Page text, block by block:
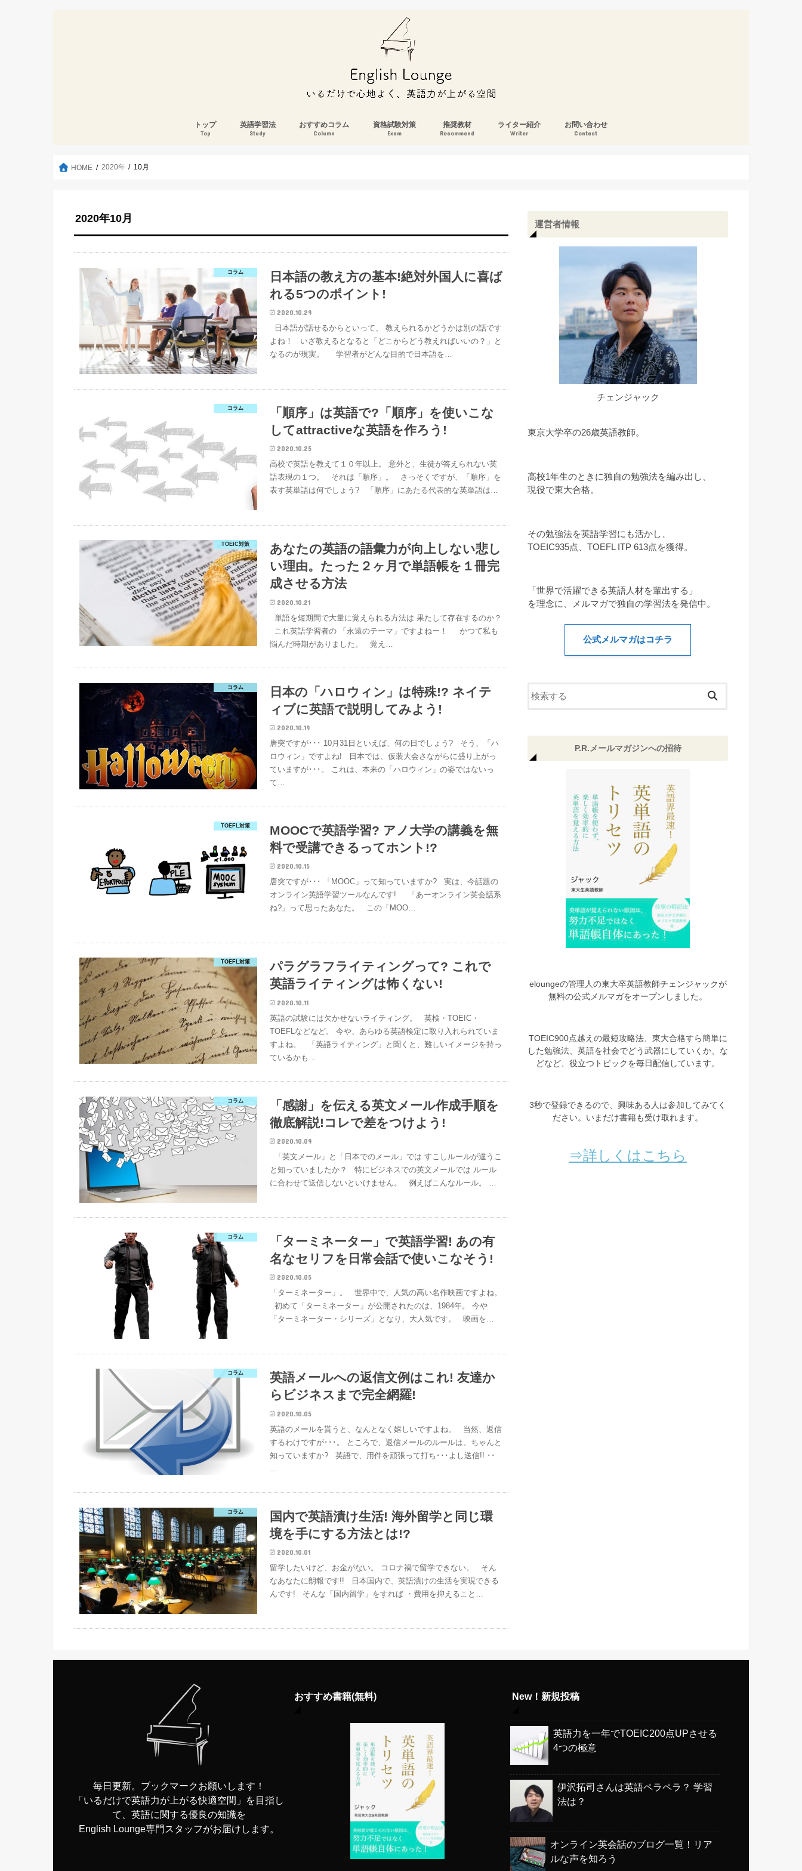
トップ
Top
英語学習法
Study
おすすめコラム
Column
資格試験対策
Exam
推奨教材
Recommend
ライター紹介
Writer
お問い合わせ
Contact
HOME 2020年 10月
2020年10月
コラム
日本語の教え方の基本!絶対外国人に喜ば
れる5つのポイント!
2020.10.29
日本語が話せるからといって、 教えられるかどうかは別の話です
よね！ いざ教えるとなると「どこからどう教えればいいの？」と
なるのが現実。 学習者がどんな目的で日本語を…
コラム
「順序」は英語で?「順序」を使いこな
してattractiveな英語を作ろう!
2020.10.25
高校で英語を教えて１０年以上。 意外と、生徒が答えられない英
語表現の１つ。 それは「順序」。 さっそくですが、「順序」を
表す英単語は何でしょう? 「順序」にあたる代表的な英単語は…
TOEIC対策
あなたの英語の語彙力が向上しない悲し
い理由。たった２ヶ月で単語帳を１冊完
成させる方法
2020.10.21
単語を短期間で大量に覚えられる方法は 果たして存在するのか？
これ英語学習者の 「永遠のテーマ」ですよねー！ かつて私も
悩んだ時期がありました。 覚え…
コラム
日本の「ハロウィン」は特殊!? ネイテ
ィブに英語で説明してみよう!
2020.10.19
唐突ですが･･･ 10月31日といえば、何の日でしょう? そう、「ハ
ロウィン」ですよね! 日本では、仮装大会さながらに盛り上がっ
ていますが･･･。 これは、本来の「ハロウィン」の姿ではないっ
て…
TOEFL対策
MOOCで英語学習? アノ大学の講義を無
料で受講できるってホント!?
2020.10.15
唐突ですが･･･ 「MOOC」って知っていますか? 実は、今話題の
オンライン英語学習ツールなんです! 「あーオンライン英会話系
ね?」って思ったあなた。 この「MOO…
TOEFL対策
パラグラフライティングって? これで
英語ライティングは怖くない!
2020.10.11
英語の試験には欠かせないライティング。 英検・TOEIC・
TOEFLなどなど。 今や、あらゆる英語検定に取り入れられていま
すよね。 「英語ライティング」と聞くと、難しいイメージを持っ
ているかも…
コラム
「感謝」を伝える英文メール作成手順を
徹底解説!コレで差をつけよう!
2020.10.09
「英文メール」と「日本でのメール」では すこしルールが違うこ
と知っていましたか？ 特にビジネスでの英文メールでは ルール
に合わせて送信しないといけません。 例えばこんなルール。 …
コラム
「ターミネーター」で英語学習! あの有
名なセリフを日常会話で使いこなそう!
2020.10.05
「ターミネーター」。 世界中で、人気の高い名作映画ですよね。
初めて「ターミネーター」が公開されたのは、1984年。 今や
「ターミネーター・シリーズ」となり、大人気です。 映画を…
コラム
英語メールへの返信文例はこれ! 友達か
らビジネスまで完全網羅!
2020.10.05
英語のメールを貰うと、なんとなく嬉しいですよね。 当然、返信
するわけですが･･･。 ところで、返信メールのルールは、ちゃんと
知っていますか? 英語で、用件を頑張って打ち･･･よし送信!! ･･
コラム
国内で英語漬け生活! 海外留学と同じ環
境を手にする方法とは!?
2020.10.01
留学したいけど、お金がない。 コロナ禍で留学できない。 そん
なあなたに朗報です!! 日本国内で、英語漬けの生活を実現できる
んです! そんな「国内留学」をすれば ・費用を抑えること…
運営者情報
チェンジャック
東京大学卒の26歳英語教師。
高校1年生のときに独自の勉強法を編み出し、
現役で東大合格。
その勉強法を英語学習にも活かし、
TOEIC935点、TOEFL ITP 613点を獲得。
「世界で活躍できる英語人材を輩出する」
を理念に、メルマガで独自の学習法を発信中。
公式メルマガはコチラ
P.R.メールマガジンへの招待
eloungeの管理人の東大卒英語教師チェンジャックが
無料の公式メルマガをオープンしました。
TOEIC900点越えの最短攻略法、東大合格すら簡単に
した勉強法、英語を社会でどう武器にしていくか、な
どなど、役立つトピックを毎日配信しています。
3秒で登録できるので、興味ある人は参加してみてく
ださい。いまだけ書籍も受け取れます。
⇒詳しくはこちら
毎日更新。ブックマークお願いします！
「いるだけで英語力が上がる快適空間」を目指し
て、英語に関する優良の知識を
English Lounge専門スタッフがお届けします。
おすすめ書籍(無料) New！新規投稿
英語力を一年でTOEIC200点UPさせる
4つの極意
伊沢拓司さんは英語ペラペラ？ 学習
法は？
オンライン英会話のブログ一覧！リア
ルな声を知ろう